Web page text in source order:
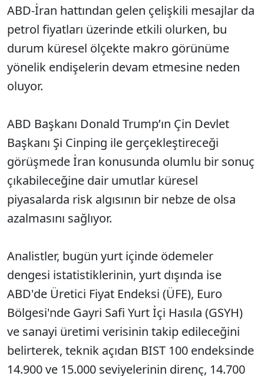
ABD-İran hattından gelen çelişkili mesajlar da
petrol fiyatları üzerinde etkili olurken, bu
durum küresel ölçekte makro görünüme
yönelik endişelerin devam etmesine neden
oluyor.
ABD Başkanı Donald Trump’ın Çin Devlet
Başkanı Şi Cinping ile gerçekleştireceği
görüşmede İran konusunda olumlu bir sonuç
çıkabileceğine dair umutlar küresel
piyasalarda risk algısının bir nebze de olsa
azalmasını sağlıyor.
Analistler, bugün yurt içinde ödemeler
dengesi istatistiklerinin, yurt dışında ise
ABD'de Üretici Fiyat Endeksi (ÜFE), Euro
Bölgesi'nde Gayri Safi Yurt İçi Hasıla (GSYH)
ve sanayi üretimi verisinin takip edileceğini
belirterek, teknik açıdan BIST 100 endeksinde
14.900 ve 15.000 seviyelerinin direnç, 14.700